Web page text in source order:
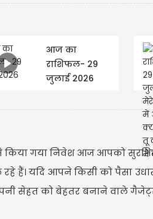
आज का
राशिफल- 29
जुलाई 2026
गया निवेश आज आपको
यदि आपने किसी को पैसा
सेहत को बेहतर बनाने वाले